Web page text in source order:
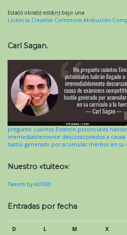
Esta(s) obra(s) está(n) bajo una
Licencia Creative Commons Atribución-
Carl Sagan.
pregunto cuántos Einstein potenciales
irremediablemente descorazonados a
hastío generado por acumular méritos en su
Nuestro «tuiteo»:
Tweets by ks7000
Entradas por fecha
D L M X